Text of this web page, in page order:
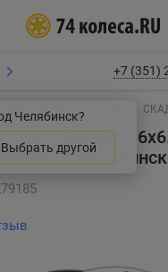
Челябинск?
Выбрать другой
+7 (351)
шин и дисков
СКАД Босфор
Алмазв